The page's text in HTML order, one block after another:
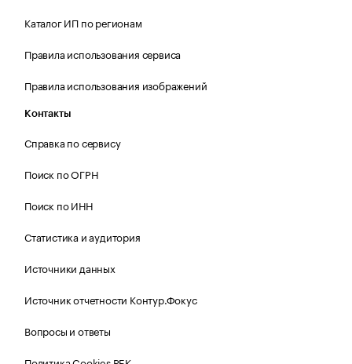
Каталог ИП по регионам
Правила использования сервиса
Правила использования изображений
Контакты
Справка по сервису
Поиск по ОГРН
Поиск по ИНН
Статистика и аудитория
Источники данных
Источник отчетности Контур.Фокус
Вопросы и ответы